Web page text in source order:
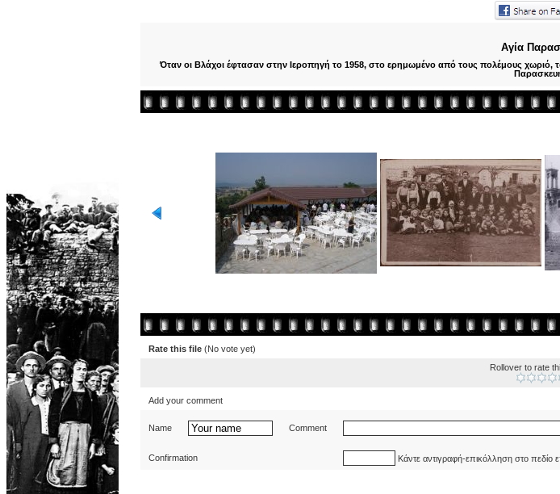
Αγία
Όταν οι Βλάχοι έφτασαν στην Ιεροπηγή το 1958, στο ερημωμένο από τους πολέμους χωριό,
Rate this file (No vote yet)
Rollover to rate
Add your comment
Name Comment
Confirmation Κάντε αντιγραφή-επικόλληση στο